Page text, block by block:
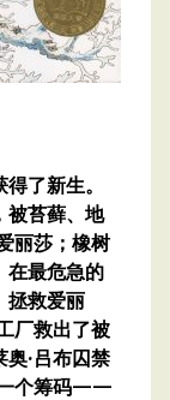
了新生。
被苔藓、地
丽莎；橡树
在最危急的
拯救爱丽
厂救出了被
·吕布囚禁
一个筹码——